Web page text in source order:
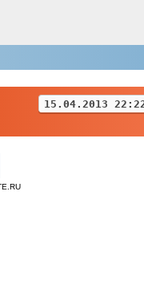
15.04.2013